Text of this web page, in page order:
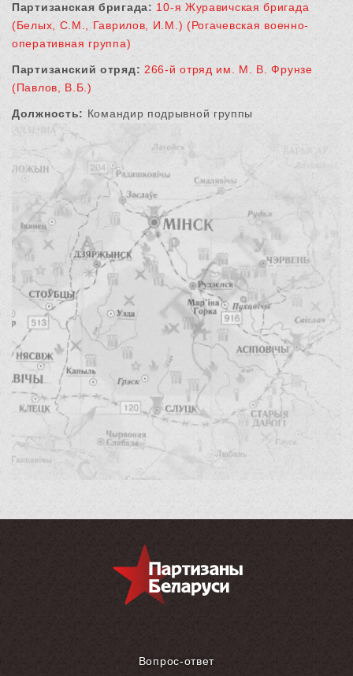
Партизанская бригада: 10-я Журавичская бригада
(Белых, С.М., Гаврилов, И.М.) (Рогачевская военно-
оперативная группа)
Партизанский отряд: 266-й отряд им. М. В. Фрунзе
(Павлов, В.Б.)
Должность: Командир подрывной группы
Вопрос-ответ